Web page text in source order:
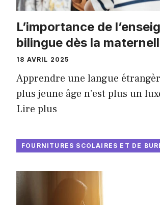
L’importance de
bilingue dès la
18 AVRIL 2025
Apprendre une langue
plus jeune âge n’est plus un
Lire plus
FOURNITURES SCOLAIRES ET DE